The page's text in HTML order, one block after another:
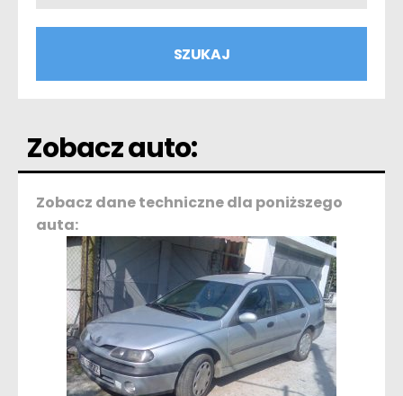
Zobacz auto:
Zobacz dane techniczne dla poniższego
auta: